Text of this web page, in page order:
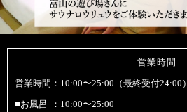
営業時間
営業時間 ：10:00〜25:00（最終受付24:00）
■お風呂
：10:00〜25:00